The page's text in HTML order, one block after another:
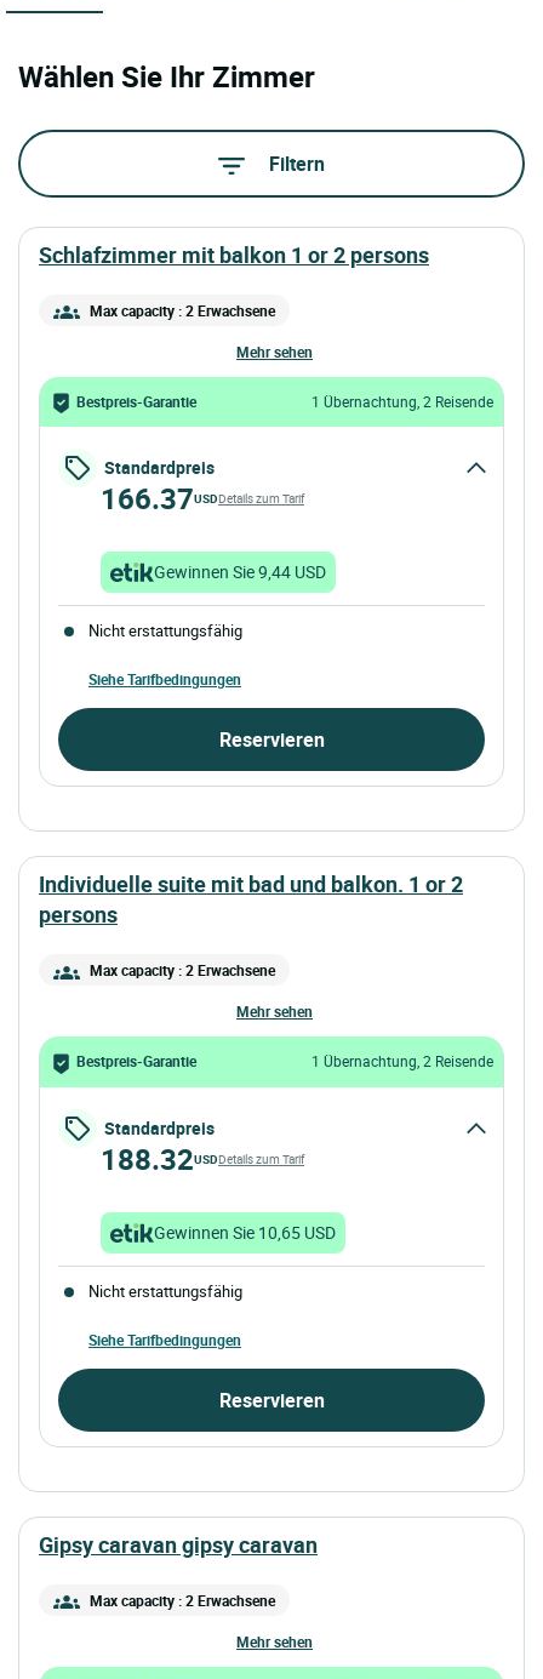
Wählen Sie Ihr Zimmer
Filtern
schlafzimmer mit balkon 1 or 2 persons
Max capacity : 2 Erwachsene
mehr sehen
Bestpreis-Garantie 1 Übernachtung, 2 Reisende
Standardpreis
166.37USDDetails zum Tarif
Gewinnen Sie 9,44 USD
Nicht erstattungsfähig
Siehe Tarifbedingungen
Reservieren
individuelle suite mit bad und balkon. 1 or 2
persons
Max capacity : 2 Erwachsene
mehr sehen
Bestpreis-Garantie 1 Übernachtung, 2 Reisende
Standardpreis
188.32USDDetails zum Tarif
Gewinnen Sie 10,65 USD
Nicht erstattungsfähig
Siehe Tarifbedingungen
Reservieren
gipsy caravan gipsy caravan
Max capacity : 2 Erwachsene
mehr sehen